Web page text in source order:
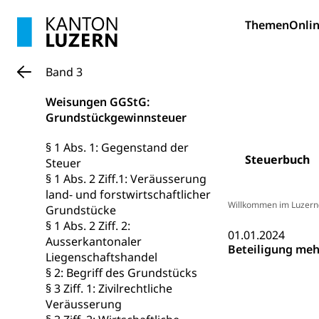
Themen
Steuerbuch
Band 3
Weisungen GGStG:
Grundstückgewinnsteuer
§ 1 Abs. 1: Gegenstand der
Steuer
§ 1 Abs. 2 Ziff.1: Veräusserung
land- und forstwirtschaftlicher
Grundstücke
§ 1 Abs. 2 Ziff. 2:
Ausserkantonaler
Liegenschaftshandel
§ 2: Begriff des Grundstücks
§ 3 Ziff. 1: Zivilrechtliche
Veräusserung
Willkommen im
01.01.2024
Beteiligung
Schulpflicht,
Finanzielle
Hochschule
Vorschule
Kindergarten,